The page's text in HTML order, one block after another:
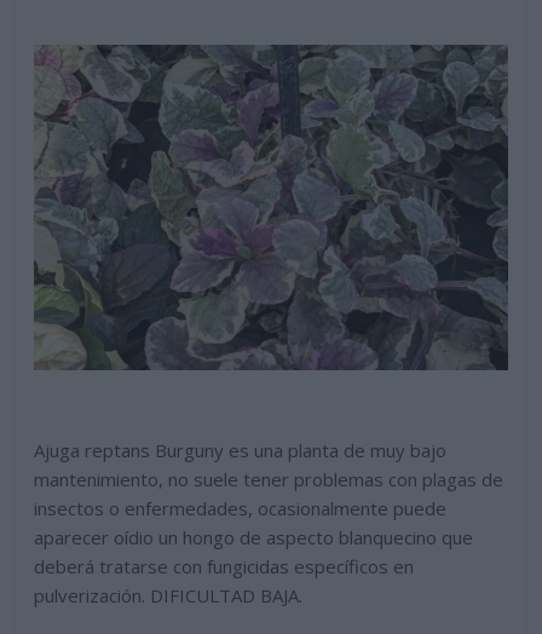
Ajuga reptans Burguny es una planta de muy bajo
mantenimiento, no suele tener problemas con plagas de
insectos o enfermedades, ocasionalmente puede
aparecer oídio un hongo de aspecto blanquecino que
deberá tratarse con fungicidas específicos en
pulverización. DIFICULTAD BAJA.